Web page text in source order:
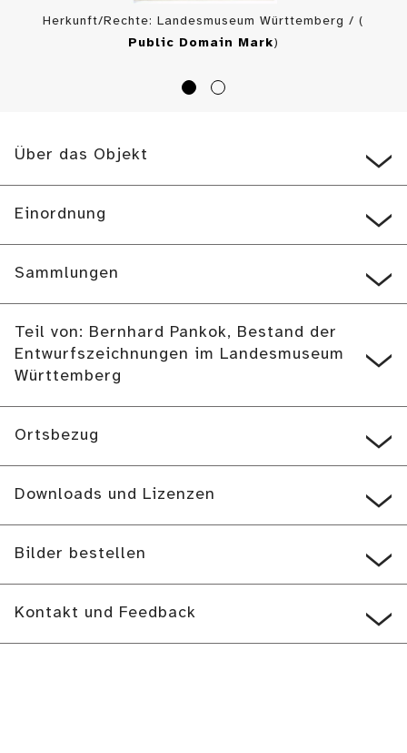
Herkunft/Rechte: Landesmuseum Württemberg / (
Public Domain Mark)
Über das Objekt
Einordnung
Sammlungen
Teil von: Bernhard Pankok, Bestand der
Entwurfszeichnungen im Landesmuseum
Württemberg
Ortsbezug
Downloads und Lizenzen
Bilder bestellen
Kontakt und Feedback